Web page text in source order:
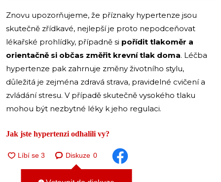
Znovu upozorňujeme, že příznaky hypertenze jsou
skutečně zřídkavé, nejlepší je proto nepodceňovat
lékařské prohlídky, případně si pořídit tlakoměr a
orientačně si občas změřit krevní tlak doma. Léčba
hypertenze pak zahrnuje změny životního stylu,
důležitá je zejména zdravá strava, pravidelné cvičení a
zvládání stresu. V případě skutečně vysokého tlaku
mohou být nezbytné léky k jeho regulaci.
Jak jste hypertenzi odhalili vy?
Diskuze 0